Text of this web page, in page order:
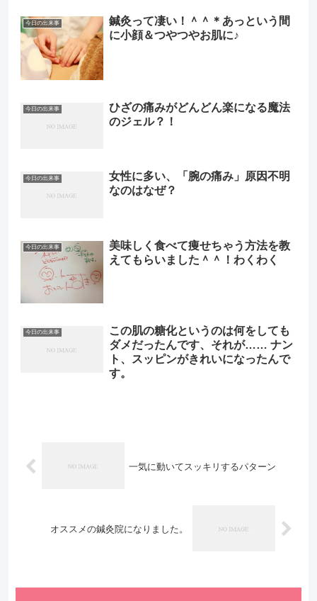
今日の出来事
鍼灸って凄い！＾＾＊あっという間
に小顔＆つやつやお肌に♪
今日の出来事
ひざの痛みがどんどん楽になる魔法
のジェル？！
今日の出来事
女性に多い、「腕の痛み」原因不明
なのはなぜ？
今日の出来事
美味しく食べて痩せちゃう方法を教
えてもらいました＾＾！わくわく
今日の出来事
この肌の糖化というのは何をしても
ダメだったんです、それが…… ナン
ト、スッピンがきれいになったんで
す。
一気に動いてスッキリするパターン
オススメの鍼灸院になりました。